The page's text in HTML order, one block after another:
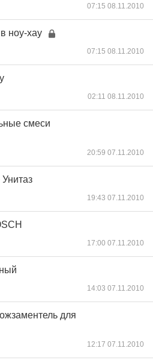
07:15 08.11.2010
ноу-хау
07:15 08.11.2010
02:11 08.11.2010
смеси
20:59 07.11.2010
19:43 07.11.2010
17:00 07.11.2010
14:03 07.11.2010
для
12:17 07.11.2010